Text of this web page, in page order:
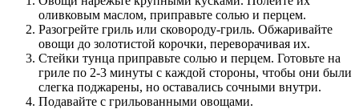
оливковым маслом, приправьте солью и перцем.
Разогрейте гриль или сковороду-гриль. Обжаривайте
овощи до золотистой корочки, переворачивая их.
Стейки тунца приправьте солью и перцем. Готовьте на
гриле по 2-3 минуты с каждой стороны, чтобы они были
слегка поджарены, но оставались сочными внутри.
Подавайте с грильованными овощами.